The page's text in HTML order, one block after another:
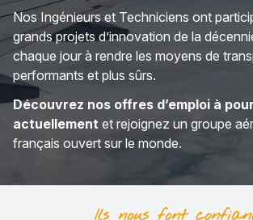
Nos Ingénieurs et Techniciens ont
grands projets d’innovation de la
chaque jour à rendre les moyens de
performants et plus sûrs.
Découvrez nos offres d’emploi à
actuellement et rejoignez un groupe
français ouvert sur le monde.
Ils nous font